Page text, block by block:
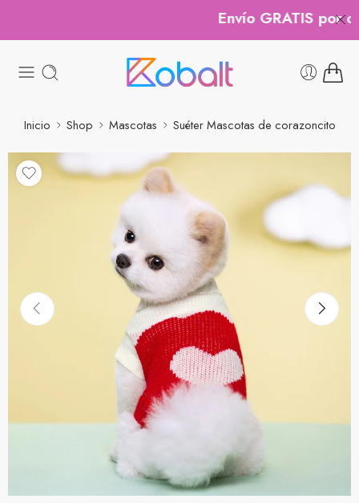
Envío GRATIS por
Inicio Shop Mascotas Suéter Mascotas de corazoncito